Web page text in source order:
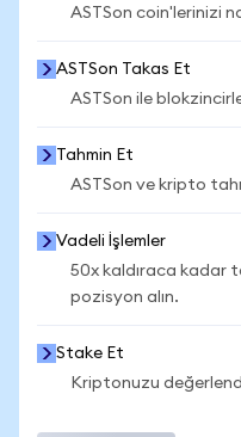
ASTSon coin'lerinizi
ASTSon Takas Et
ASTSon ile
Tahmin Et
ASTSon ve kripto
Vadeli İşlemler
50x kaldıraca kadar
pozisyon alın.
Stake Et
Kriptonuzu